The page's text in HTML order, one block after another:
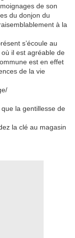
de son
du donjon du
à la
s’écoule au
il est agréable de
est en effet
de la vie
la gentillesse de
la clé au magasin